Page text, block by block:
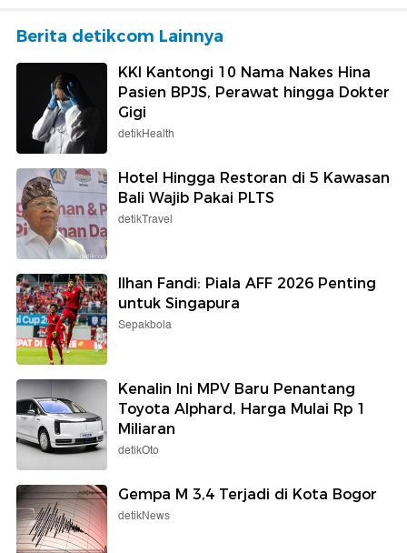
Berita detikcom Lainnya
KKI Kantongi 10 Nama Nakes Hina
Pasien BPJS, Perawat hingga Dokter
Gigi
detikHealth
Hotel Hingga Restoran di 5 Kawasan
Bali Wajib Pakai PLTS
detikTravel
Ilhan Fandi: Piala AFF 2026 Penting
untuk Singapura
Sepakbola
Kenalin Ini MPV Baru Penantang
Toyota Alphard, Harga Mulai Rp 1
Miliaran
detikOto
Gempa M 3,4 Terjadi di Kota Bogor
detikNews